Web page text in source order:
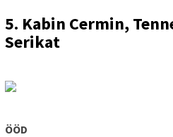
5. Kabin Cermin,
Serikat
ÖÖD